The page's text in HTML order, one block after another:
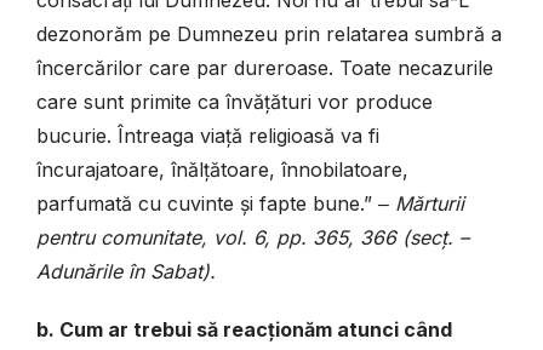
dezonorăm pe Dumnezeu prin relatarea sumbră a
încercărilor care par dureroase. Toate necazurile
care sunt primite ca învățături vor produce
bucurie. Întreaga viață religioasă va fi
încurajatoare, înălțătoare, înnobilatoare,
parfumată cu cuvinte și fapte bune.” ‒ Mărturii
pentru comunitate, vol. 6, pp. 365, 366 (secț. –
Adunările în Sabat).
b. Cum ar trebui să reacționăm atunci când